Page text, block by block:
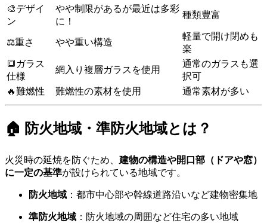
🎨デザイ
ン
やや制限があるが最近は多彩
に！
種類豊富
⚖重さ やや重い構造
軽量で開け閉めも
楽
🔳ガラス
仕様
網入り複層ガラスを使用
通常のガラスも選
択可
🔥難燃性
難燃性の素材を使用 通常素材が多い
🏠 防火地域・準防火地域とは？
火災時の延焼を防ぐため、 建物の構造や開口部（ドアや窓）
に一定の基準が設けられている地域です。
防火地域 ：都市中心部や幹線道路沿いなど建物密集地
準防火地域 ：防火地域の周囲など住宅の多い地域